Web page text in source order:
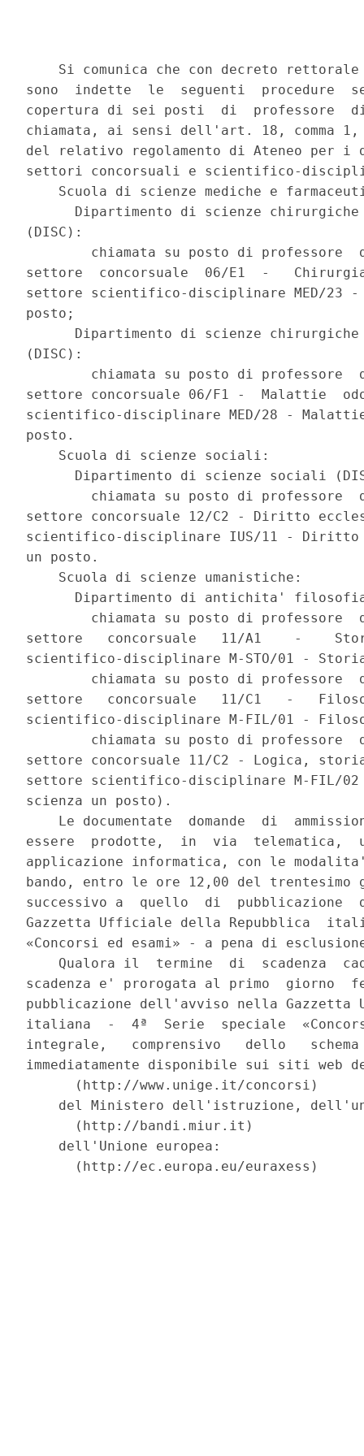
Si comunica che con decreto
sono  indette  le  seguenti  procedure
copertura di sei posti  di  professore  di
chiamata, ai sensi dell'art. 18, comma
del relativo regolamento di Ateneo
settori concorsuali e scientifico-
Scuola di scienze mediche e
Dipartimento di scienze
(DISC):
chiamata su posto di professore
settore  concorsuale  06/E1  -
settore scientifico-disciplinare MED/23
posto;
Dipartimento di scienze
(DISC):
chiamata su posto di professore
settore concorsuale 06/F1 -  Malattie
scientifico-disciplinare MED/28 -
posto.
    Scuola di scienze sociali:
Dipartimento di scienze sociali
chiamata su posto di professore
settore concorsuale 12/C2 - Diritto
scientifico-disciplinare IUS/11 - Diritto
un posto.
    Scuola di scienze umanistiche:
Dipartimento di antichita'
chiamata su posto di professore
settore   concorsuale   11/A1    -
scientifico-disciplinare M-STO/01 -
chiamata su posto di professore
settore   concorsuale   11/C1   -
scientifico-disciplinare M-FIL/01 -
chiamata su posto di professore
settore concorsuale 11/C2 - Logica,
settore scientifico-disciplinare M-FIL/
scienza un posto).
Le documentate  domande  di
essere  prodotte,  in  via  telematica,
applicazione informatica, con le
bando, entro le ore 12,00 del trentesimo
successivo a  quello  di  pubblicazione
Gazzetta Ufficiale della Repubblica
«Concorsi ed esami» - a pena di
Qualora il  termine  di  scadenza
scadenza e' prorogata al primo  giorno
pubblicazione dell'avviso nella
italiana  -  4ª  Serie  speciale
integrale,   comprensivo   dello
immediatamente disponibile sui siti web
      (http://www.unige.it/concorsi)
del Ministero dell'istruzione,
      (http://bandi.miur.it)
    dell'Unione europea:
      (http://ec.europa.eu/euraxess)